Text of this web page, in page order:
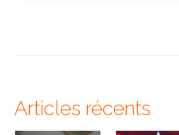
– Quy Nhon
Articles récents